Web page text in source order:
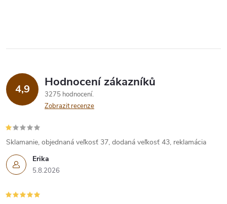
4,9 Hodnocení zákazníků
3275 hodnocení
Zobrazit recenze
Erika
5.8.2026
Sklamanie, objednaná veľkosť 37, dodaná veľkosť 43, reklamácia